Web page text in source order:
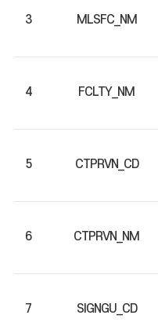
3 MLSFC_NM
4 FCLTY_NM
5 CTPRVN_CD
6 CTPRVN_NM
7 SIGNGU_CD